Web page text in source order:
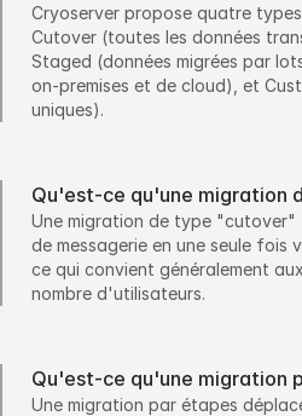
Cryoserver propose quatre
Cutover (toutes les données
Staged (données migrées par
on-premises et de cloud), et
uniques).
Qu'est-ce qu'une migration
Une migration de type
de messagerie en une seule fois
ce qui convient généralement
nombre d'utilisateurs.
Qu'est-ce qu'une migration
Une migration par étapes